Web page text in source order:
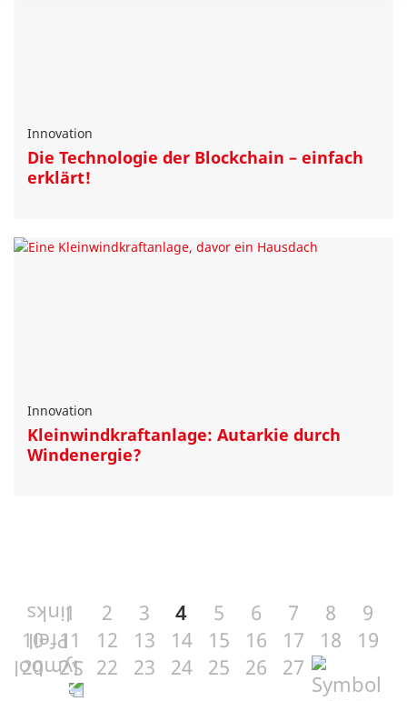
Innovation
Die Technologie der Blockchain – einfach
erklärt!
Innovation
Kleinwindkraftanlage: Autarkie durch
Windenergie?
1 2 3 4 5 6 7 8
9
10 11 12 13 14 15 16 17 18
19
20 21 22 23 24 25 26 27